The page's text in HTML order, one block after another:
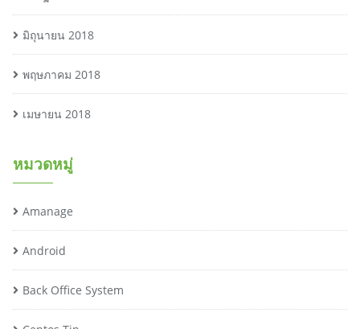
มิถุนายน 2018
พฤษภาคม 2018
เมษายน 2018
หมวดหมู่
Amanage
Android
Back Office System